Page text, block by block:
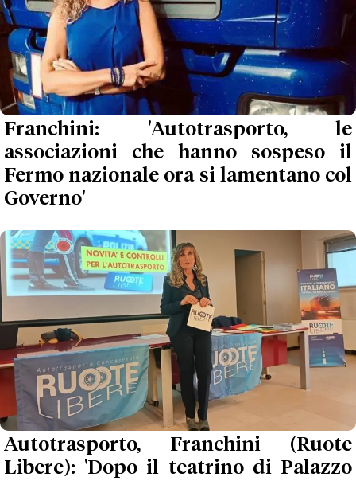
Franchini: 'Autotrasporto, le
associazioni che hanno sospeso il
Fermo nazionale ora si lamentano col
Governo'
Autotrasporto, Franchini (Ruote
Libere): 'Dopo il teatrino di Palazzo